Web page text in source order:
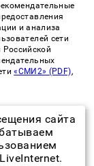
и анализа
сети
«СМИ2» (PDF),
сайта